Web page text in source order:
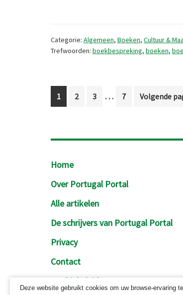
Categorie: Algemeen, Boeken, Cultuur &
Trefwoorden: boekbespreking, boeken,
Pagina
1 Pagina
2 Pagina
3
Interim
weggelaten
… Pagina
7
Ga
Volgende
Footer
Home
Over Portugal Portal
Alle artikelen
De schrijvers van Portugal Portal
Privacy
Contact
Cookiebeleid
Deze website gebruikt cookies om uw browse-ervaring